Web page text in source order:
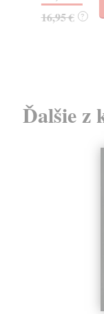
16,95 € ?
Ďalšie z